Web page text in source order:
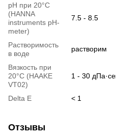
pH при 20°С
(HANNA
instruments pH-
meter)
7.5 - 8.5
Растворимость
в воде
растворим
Вязкость при
20°С (HAAKE
VT02)
1 - 30
Delta E < 1
Отзывы